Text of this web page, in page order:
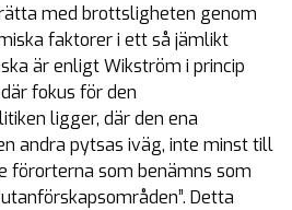
med brottsligheten genom
faktorer i ett så jämlikt
är enligt Wikström i princip
fokus för den
ligger, där den ena
andra pytsas iväg, inte minst till
förorterna som benämns som
Detta